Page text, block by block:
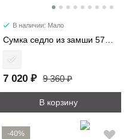
В наличии: Мало
7 020 ₽ 9 360 ₽
В корзину
-40%